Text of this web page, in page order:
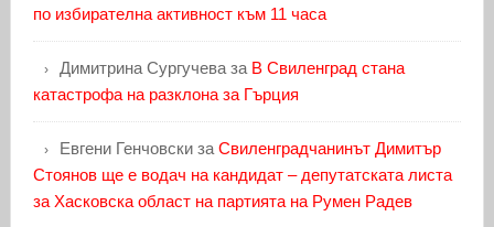
по избирателна активност към 11 часа
Димитрина Сургучеваза В Свиленград стана
катастрофа на разклона за Гърция
Евгени Генчовскиза Свиленградчанинът Димитър
Стоянов ще е водач на кандидат – депутатската листа
за Хасковска област на партията на Румен Радев